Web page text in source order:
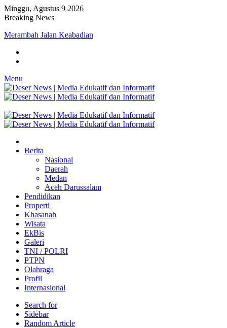
Minggu, Agustus 9 2026
Breaking News
Merambah Jalan Keabadian
Menu
Berita
Nasional
Daerah
Medan
Aceh Darussalam
Pendidikan
Properti
Khasanah
Wisata
EkBis
Galeri
TNI / POLRI
PTPN
Olahraga
Profil
Internasional
Search for
Sidebar
Random Article